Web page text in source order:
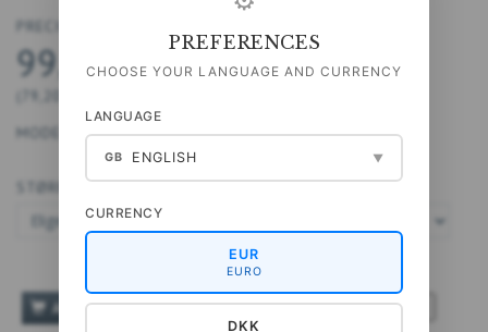
PRECIO DESDE
99,00 DKK
MODELO: 40-A4264
STØRRELSE:
AÑADIR A LA CESTA TILFØJ TIL ØNSKESKYEN
PREFERENCES
CHOOSE YOUR LANGUAGE AND CURRENCY
LANGUAGE
GB ENGLISH ▼
CURRENCY
EUR
EURO
DKK